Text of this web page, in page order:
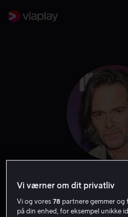
Billy
Skuespiller
Vi værner om dit privatliv
Vi og vores78 partnere gemmer og
på din enhed, for eksempel unikke